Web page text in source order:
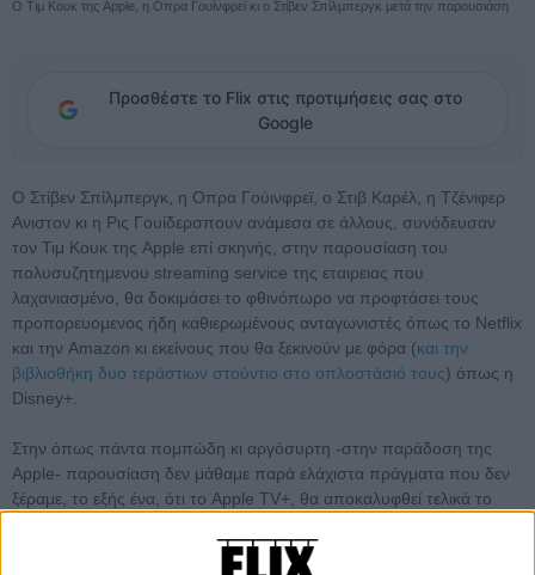
O Τιμ Κουκ της Apple, η Οπρα Γουίνφρεϊ κι ο Στίβεν Σπίλμπεργκ μετά την παρουσιάση
Προσθέστε το Flix στις προτιμήσεις σας στο
Google
Ο Στίβεν Σπίλμπεργκ, η Οπρα Γούινφρεϊ, ο Στιβ Καρέλ, η Τζένιφερ
Ανιστον κι η Ρις Γουίδερσπουν ανάμεσα σε άλλους, συνόδευσαν
τον Τιμ Κουκ της Apple επί σκηνής, στην παρουσίαση του
πολυσυζητημενου streaming service της εταιρειας που
λαχανιασμένο, θα δοκιμάσει το φθινόπωρο να προφτάσει τους
προπορευομενος ήδη καθιερωμένους ανταγωνιστές όπως το Netflix
και την Amazon κι εκείνους που θα ξεκινούν με φόρα (και την
βιβλιοθήκη δυο τεράστιων στούντιο στο οπλοστάσιό τους) όπως η
Disney+.
Στην όπως πάντα πομπώδη κι αργόσυρτη -στην παράδοση της
Apple- παρουσίαση δεν μάθαμε παρά ελάχιστα πράγματα που δεν
ξέραμε, το εξής ένα, ότι το Apple TV+, θα αποκαλυφθεί τελικά το